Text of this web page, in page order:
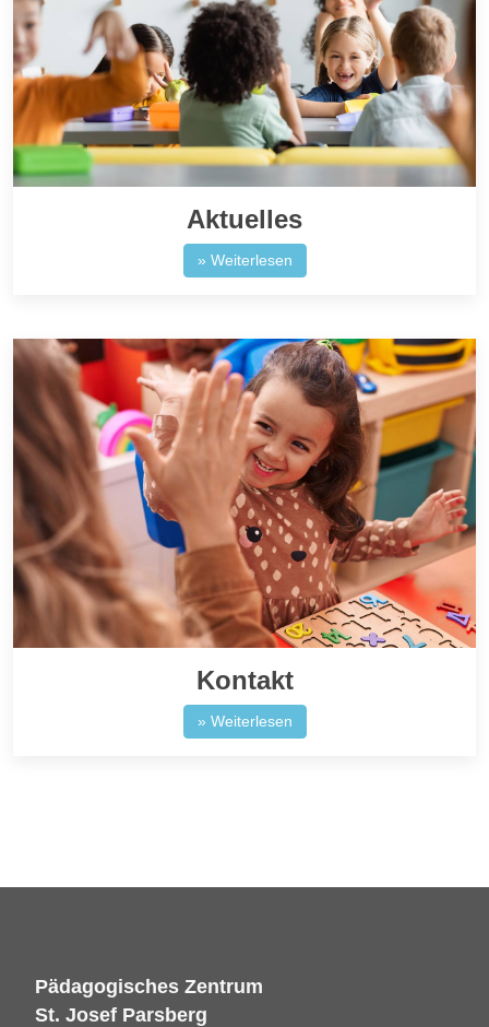
Aktuelles
» Weiterlesen
Kontakt
» Weiterlesen
Pädagogisches Zentrum
St. Josef Parsberg